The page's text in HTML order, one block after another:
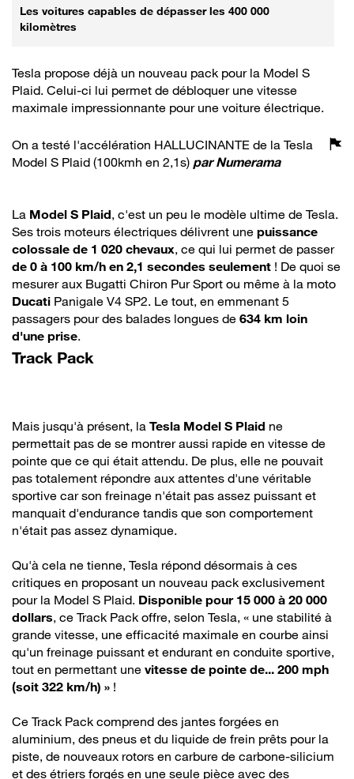
Les voitures capables de dépasser les 400 000
kilomètres
Tesla propose déjà un nouveau pack pour la Model S
Plaid. Celui-ci lui permet de débloquer une vitesse
maximale impressionnante pour une voiture électrique.
On a testé l'accélération HALLUCINANTE de la Tesla
Model S Plaid (100kmh en 2,1s) parNumerama
La Model S Plaid, c'est un peu le modèle ultime de Tesla.
Ses trois moteurs électriques délivrent une puissance
colossale de 1 020 chevaux, ce qui lui permet de passer
de 0 à 100 km/h en 2,1 secondes seulement ! De quoi se
mesurer aux Bugatti Chiron Pur Sport ou même à la moto
Ducati Panigale V4 SP2. Le tout, en emmenant 5
passagers pour des balades longues de 634 km loin
d'une prise.
Track Pack
Mais jusqu'à présent, la Tesla Model S Plaid ne
permettait pas de se montrer aussi rapide en vitesse de
pointe que ce qui était attendu. De plus, elle ne pouvait
pas totalement répondre aux attentes d'une véritable
sportive car son freinage n'était pas assez puissant et
manquait d'endurance tandis que son comportement
n'était pas assez dynamique.
Qu'à cela ne tienne, Tesla répond désormais à ces
critiques en proposant un nouveau pack exclusivement
pour la Model S Plaid. Disponible pour 15 000 à 20 000
dollars, ce Track Pack offre, selon Tesla, « une stabilité à
grande vitesse, une efficacité maximale en courbe ainsi
qu'un freinage puissant et endurant en conduite sportive,
tout en permettant une vitesse de pointe de... 200 mph
(soit 322 km/h) » !
Ce Track Pack comprend des jantes forgées en
aluminium, des pneus et du liquide de frein prêts pour la
piste, de nouveaux rotors en carbure de carbone-silicium
et des étriers forgés en une seule pièce avec des